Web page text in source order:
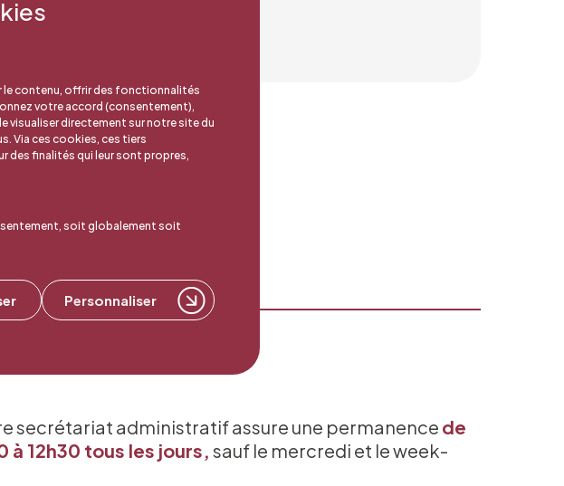
le contenu, offrir des fonctionnalités
votre accord (consentement),
directement sur notre site du
Via ces cookies, ces tiers
des finalités qui leur sont propres,
soit globalement soit
Personnaliser
secrétariat administratif assure une permanence de
à 12h30 tous les jours,sauf le mercredi et le week-